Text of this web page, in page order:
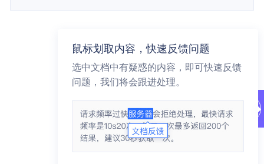
鼠标划取内容，快速反馈问题
选中文档中有疑惑的内容，即可快速反馈
问题，我们将会跟进处理。